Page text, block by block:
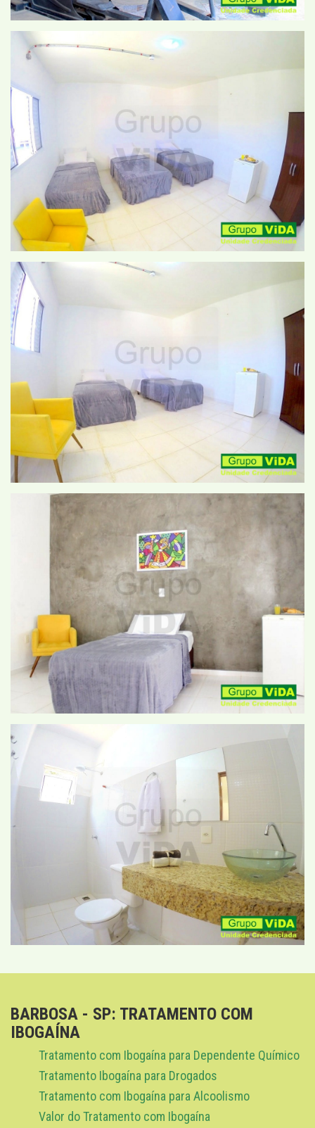
BARBOSA - SP: TRATAMENTO COM
IBOGAÍNA
Tratamento com Ibogaína para Dependente Químico
Tratamento Ibogaína para Drogados
Tratamento com Ibogaína para Alcoolismo
Valor do Tratamento com Ibogaína